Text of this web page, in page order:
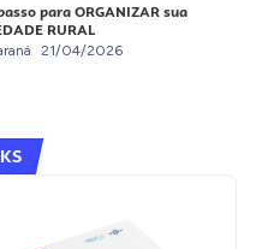
para ORGANIZAR sua
RURAL
21/04/2026